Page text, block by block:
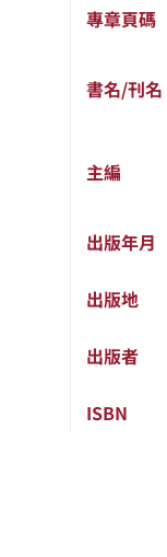
專章頁碼
書名/刊名
主編
出版年月
出版地
出版者
ISBN